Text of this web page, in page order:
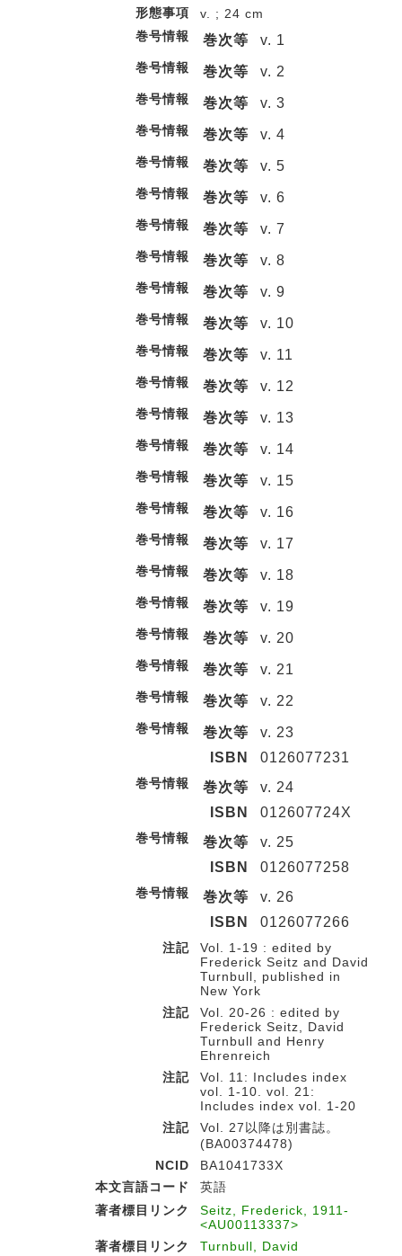
形態事項
v. ; 24 cm
巻号情報
巻次等 v. 1
巻号情報 巻次等 v. 2
巻号情報 巻次等 v. 3
巻号情報 巻次等 v. 4
巻号情報 巻次等 v. 5
巻号情報 巻次等 v. 6
巻号情報 巻次等 v. 7
巻号情報 巻次等 v. 8
巻号情報 巻次等 v. 9
巻号情報 巻次等 v. 10
巻号情報 巻次等 v. 11
巻号情報 巻次等 v. 12
巻号情報 巻次等 v. 13
巻号情報 巻次等 v. 14
巻号情報 巻次等 v. 15
巻号情報 巻次等 v. 16
巻号情報 巻次等 v. 17
巻号情報 巻次等 v. 18
巻号情報 巻次等 v. 19
巻号情報 巻次等 v. 20
巻号情報 巻次等 v. 21
巻号情報 巻次等 v. 22
巻号情報 巻次等
v. 23
ISBN
0126077231
巻号情報 巻次等
v. 24
ISBN
012607724X
巻号情報 巻次等
v. 25
ISBN
0126077258
巻号情報 巻次等
v. 26
ISBN
0126077266
注記
Vol. 1-19 : edited by
Frederick Seitz and David
Turnbull, published in
New York
注記
Vol. 20-26 : edited by
Frederick Seitz, David
Turnbull and Henry
Ehrenreich
注記
Vol. 11: Includes index
vol. 1-10. vol. 21:
Includes index vol. 1-20
注記
Vol. 27以降は別書誌。
(BA00374478)
NCID
BA1041733X
本文言語コード
英語
著者標目リンク
Seitz, Frederick, 1911-
<AU00113337>
著者標目リンク
Turnbull, David